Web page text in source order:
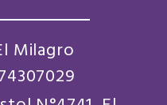
Milagro